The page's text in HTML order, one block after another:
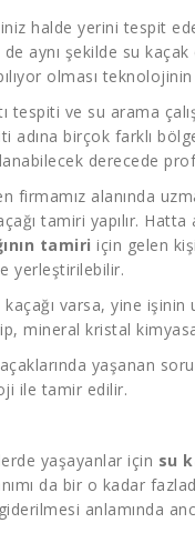
halde yerini tespit
de aynı şekilde su
olması
tespiti ve su arama
adına birçok farklı
derecede
alanında
tamiri yapılır.
tamiri için gelen
yerleştirilebilir.
varsa, yine
mineral kristal
yaşanan
ile tamir edilir.
yaşayanlar için su
da bir o kadar
anlamında